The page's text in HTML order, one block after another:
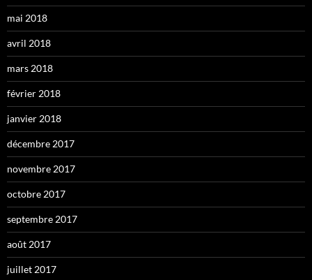
mai 2018
avril 2018
mars 2018
février 2018
janvier 2018
décembre 2017
novembre 2017
octobre 2017
septembre 2017
août 2017
juillet 2017